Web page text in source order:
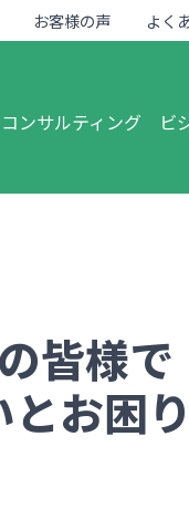
お客様の声 よく
コンサルティング ビ
皆様で
とお困